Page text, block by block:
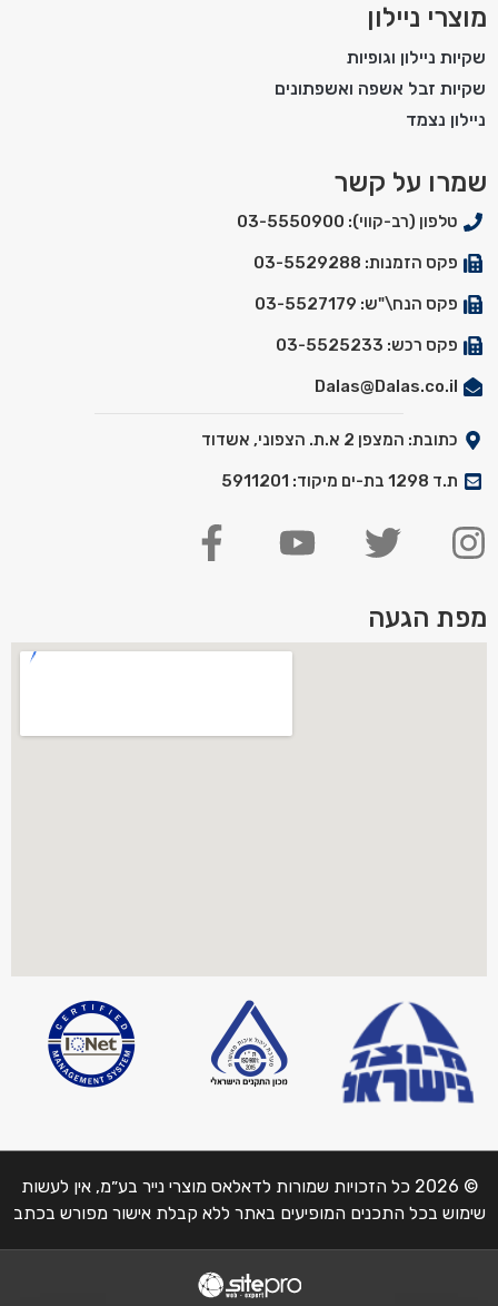
מוצרי ניילון
שקיות ניילון וגופיות
שקיות זבל אשפה ואשפתונים
ניילון נצמד
שמרו על קשר
טלפון (רב-קווי): 03-5550900
פקס הזמנות: 03-5529288
פקס הנח\"ש: 03-5527179
פקס רכש: 03-5525233
Dalas@Dalas.co.il
כתובת: המצפן 2 א.ת. הצפוני, אשדוד
ת.ד 1298 בת-ים מיקוד: 5911201
מפת הגעה
© 2026 כל הזכויות שמורות לדאלאס מוצרי נייר בע״מ, אין לעשות
שימוש בכל התכנים המופיעים באתר ללא קבלת אישור מפורש בכתב